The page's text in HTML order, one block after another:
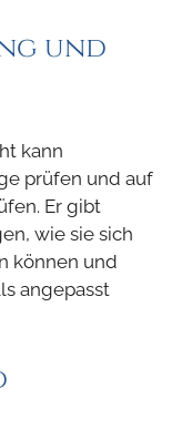
und
kann
prüfen und auf
Er gibt
wie sie sich
können und
angepasst